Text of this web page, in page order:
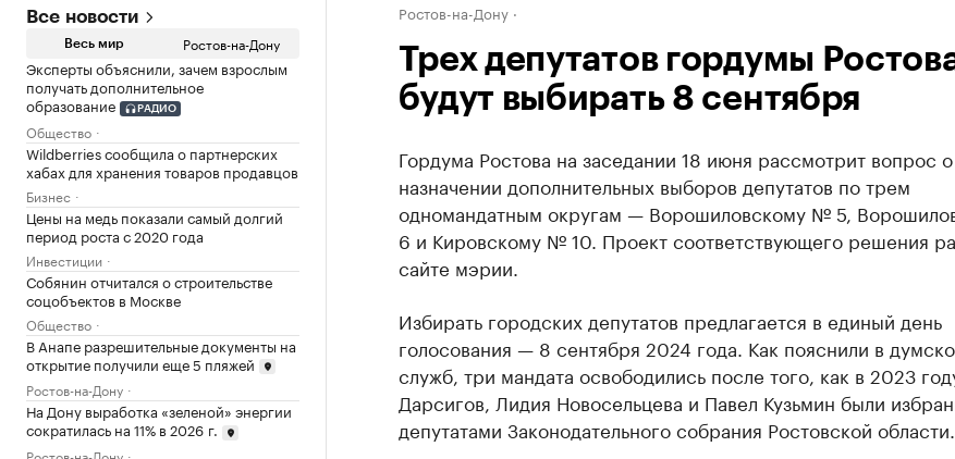
Все новости
Весь мир Ростов-на-Дону
Эксперты объяснили, зачем взрослым
получать дополнительное
образование
РАДИО
Общество
Wildberries сообщила о партнерских
хабах для хранения товаров продавцов
Бизнес
Цены на медь показали самый долгий
период роста с 2020 года
Инвестиции
Собянин отчитался о строительстве
соцобъектов в Москве
Общество
В Анапе разрешительные документы на
открытие получили еще 5 пляжей
Ростов-на-Дону
На Дону выработка «зеленой» энергии
сократилась на 11% в 2026 г.
Ростов-на-Дону
Трех депутатов гордумы
будут выбирать 8 сентября
Гордума Ростова на заседании 18 июня рассмотрит вопрос о
назначении дополнительных выборов депутатов по трем
одномандатным округам — Ворошиловскому № 5,
6 и Кировскому № 10. Проект соответствующего решения
сайте мэрии.
Избирать городских депутатов предлагается в единый день
голосования — 8 сентября 2024 года. Как пояснили в
служб, три мандата освободились после того, как в 2023
Дарсигов, Лидия Новосельцева и Павел Кузьмин были
депутатами Законодательного собрания Ростовской области.